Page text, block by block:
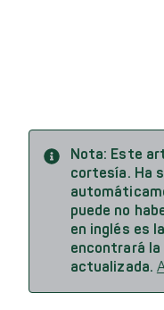
Nota: Este
cortesía. Ha
puede no
en inglés es
encontrará
actualizada.